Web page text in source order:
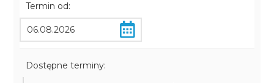
Termin od:
Dostępne terminy: